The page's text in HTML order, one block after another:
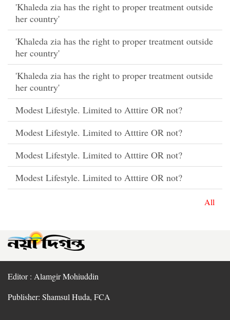
'Khaleda zia has the right to proper treatment outside
her country'
'Khaleda zia has the right to proper treatment outside
her country'
'Khaleda zia has the right to proper treatment outside
her country'
Modest Lifestyle. Limited to Atttire OR not?
Modest Lifestyle. Limited to Atttire OR not?
Modest Lifestyle. Limited to Atttire OR not?
Modest Lifestyle. Limited to Atttire OR not?
All
Editor : Alamgir Mohiuddin
Publisher: Shamsul Huda, FCA